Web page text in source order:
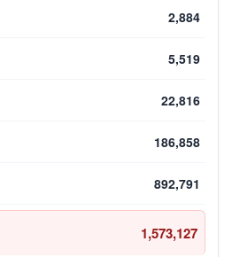
2,884
5,519
22,816
186,858
892,791
1,573,127